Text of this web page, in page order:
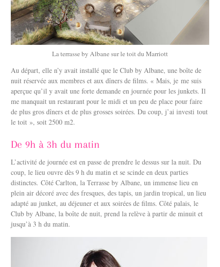
La terrasse by Albane sur le toit du Marriott
Au départ, elle n’y avait installé que le Club by Albane, une boîte de
nuit réservée aux membres et aux dîners de films. « Mais, je me suis
aperçue qu’il y avait une forte demande en journée pour les junkets. Il
me manquait un restaurant pour le midi et un peu de place pour faire
de plus gros dîners et de plus grosses soirées. Du coup, j’ai investi tout
le toit », soit 2500 m2.
De 9h à 3h du matin
L’activité de journée est en passe de prendre le dessus sur la nuit. Du
coup, le lieu ouvre dès 9 h du matin et se scinde en deux parties
distinctes. Côté Carlton, la Terrasse by Albane, un immense lieu en
plein air décoré avec des fresques, des tapis, un jardin tropical, un lieu
adapté au junket, au déjeuner et aux soirées de films. Côté palais, le
Club by Albane, la boîte de nuit, prend la relève à partir de minuit et
jusqu’à 3 h du matin.